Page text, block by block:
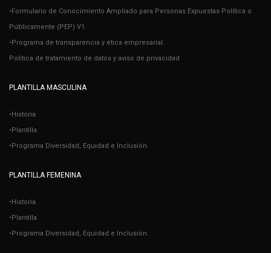
•Formulario de Conocimiento Ampliado para Personas Expuestas Política o
Públicamente (PEP) V1.
•Programa de transparencia y ética empresarial.
Politica de tratamiento de datos y aviso de privacidad
PLANTILLA MASCULINA
•Historia.
•Plantilla.
•Programa Diversidad, Equidad e Inclusión.
PLANTILLA FEMENINA
•Historia.
•Plantilla.
•Programa Diversidad, Equidad e Inclusión.